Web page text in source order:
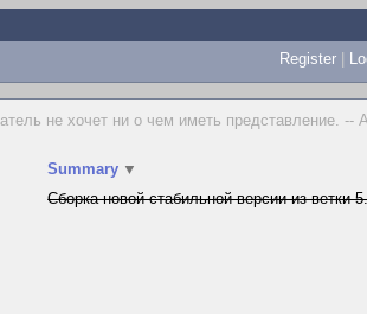
Register |
не хочет ни о чем иметь представление. --
Summary ▼
Сборка новой стабильной версии из ветки